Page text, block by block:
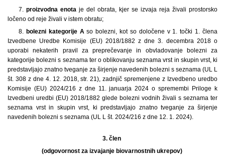
7. proizvodna enota je del obrata, kjer se izvaja reja živali prostorsko
ločeno od reje živali v istem obratu;
8. bolezni kategorije Aso bolezni, kot so določene v 1. točki 1. člena
Izvedbene Uredbe Komisije (EU) 2018/1882 z dne 3. decembra 2018 o
uporabi nekaterih pravil za preprečevanje in obvladovanje bolezni za
kategorije bolezni s seznama ter o oblikovanju seznama vrst in skupin vrst, ki
predstavljajo znatno tveganje za širjenje navedenih bolezni s seznama (UL L
št. 308 z dne 4. 12. 2018, str. 21), zadnjič spremenjene z Izvedbeno uredbo
Komisije (EU) 2024/216 z dne 11. januarja 2024 o spremembi Priloge k
Izvedbeni uredbi (EU) 2018/1882 glede bolezni vodnih živali s seznama ter
seznama vrst in skupin vrst, ki predstavljajo znatno tveganje za širjenje
navedenih bolezni s seznama (UL L št. 2024/216 z dne 12. 1. 2024).
3. člen
(odgovornost za izvajanje biovarnostnih ukrepov)